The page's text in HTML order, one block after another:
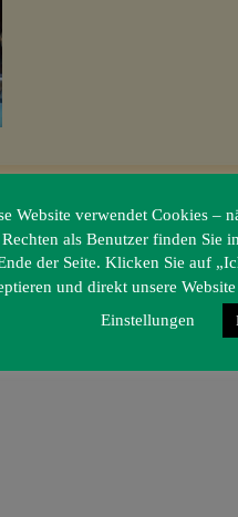
Website verwendet Cookies –
als Benutzer finden Sie
der Seite. Klicken Sie auf
und direkt unsere
Einstellungen